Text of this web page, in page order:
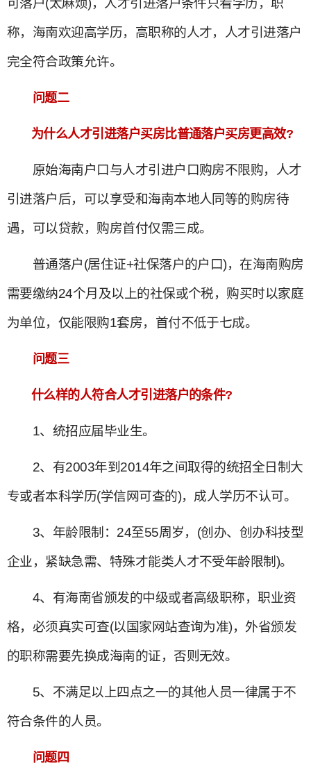
可落户(太麻烦)，人才引进落户条件只看学历，职
称，海南欢迎高学历，高职称的人才，人才引进落户
完全符合政策允许。
问题二
为什么人才引进落户买房比普通落户买房更高效?
原始海南户口与人才引进户口购房不限购，人才
引进落户后，可以享受和海南本地人同等的购房待
遇，可以贷款，购房首付仅需三成。
普通落户(居住证+社保落户的户口)，在海南购房
需要缴纳24个月及以上的社保或个税，购买时以家庭
为单位，仅能限购1套房，首付不低于七成。
问题三
什么样的人符合人才引进落户的条件?
1、统招应届毕业生。
2、有2003年到2014年之间取得的统招全日制大
专或者本科学历(学信网可查的)，成人学历不认可。
3、年龄限制：24至55周岁，(创办、创办科技型
企业，紧缺急需、特殊才能类人才不受年龄限制)。
4、有海南省颁发的中级或者高级职称，职业资
格，必须真实可查(以国家网站查询为准)，外省颁发
的职称需要先换成海南的证，否则无效。
5、不满足以上四点之一的其他人员一律属于不
符合条件的人员。
问题四